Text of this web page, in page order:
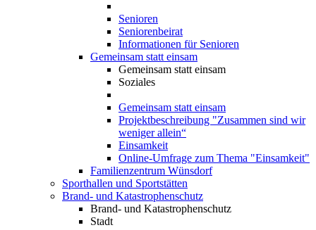
Senioren
Seniorenbeirat
Informationen für Senioren
Gemeinsam statt einsam
Gemeinsam statt einsam
Soziales
Gemeinsam statt einsam
Projektbeschreibung "Zusammen sind wir
weniger allein“
Einsamkeit
Online-Umfrage zum Thema "Einsamkeit"
Familienzentrum Wünsdorf
Sporthallen und Sportstätten
Brand- und Katastrophenschutz
Brand- und Katastrophenschutz
Stadt